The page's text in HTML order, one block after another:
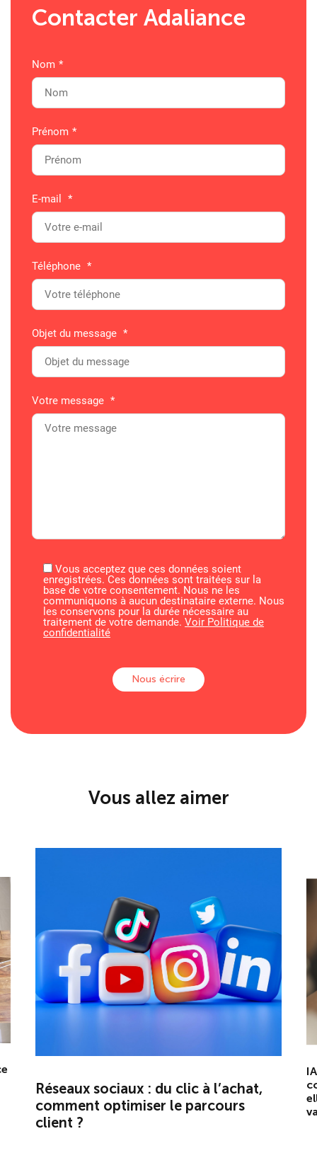
Contacter Adaliance
Nom *
Prénom *
E-mail *
Téléphone *
Objet du message *
Votre message *
Vous acceptez que ces données soient
enregistrées. Ces données sont traitées sur la
base de votre consentement. Nous ne les
communiquons à aucun destinataire externe. Nous
les conservons pour la durée nécessaire au
traitement de votre demande. Voir Politique de
confidentialité
Vous allez aimer
Réseaux sociaux : du clic à l’achat,
comment optimiser le parcours
client ?